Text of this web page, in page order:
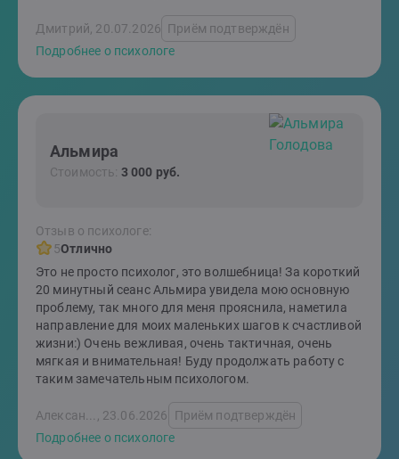
Дмитрий, 20.07.2026 Приём подтверждён
Подробнее о психологе
Альмира
Стоимость: 3 000 руб.
Отзыв о психологе:
5Отлично
Это не просто психолог, это волшебница! За короткий
20 минутный сеанс Альмира увидела мою основную
проблему, так много для меня прояснила, наметила
направление для моих маленьких шагов к счастливой
жизни:) Очень вежливая, очень тактичная, очень
мягкая и внимательная! Буду продолжать работу с
таким замечательным психологом.
Алексан..., 23.06.2026
Приём подтверждён
Подробнее о психологе